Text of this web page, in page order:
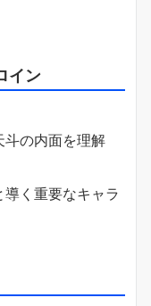
イン
斗の内面を理解
導く重要なキャラ